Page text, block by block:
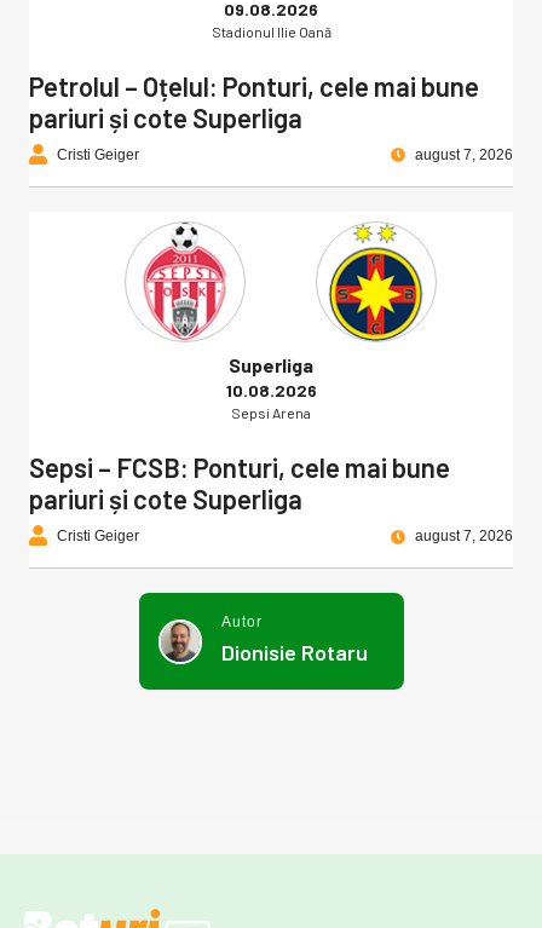
09.08.2026
Stadionul Ilie Oană
Petrolul – Oțelul: Ponturi, cele mai bune
pariuri și cote Superliga
Cristi Geiger august 7, 2026
Superliga
10.08.2026
Sepsi Arena
Sepsi – FCSB: Ponturi, cele mai bune
pariuri și cote Superliga
Cristi Geiger august 7, 2026
Autor
Dionisie Rotaru